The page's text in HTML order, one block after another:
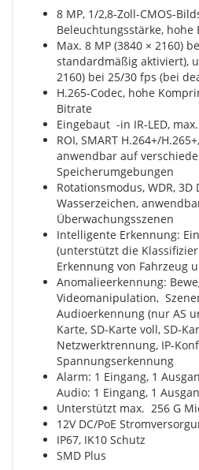
8 MP, 1/2,8-Zoll-CMOS-
Beleuchtungsstärke, hohe
Max. 8 MP (3840 × 2160)
standardmäßig aktiviert),
2160) bei 25/30 fps (bei
H.265-Codec, hohe
Bitrate
Eingebaut -in IR-LED,
ROI, SMART H.264+/
anwendbar auf
Speicherumgebungen
Rotationsmodus, WDR, 3D
Wasserzeichen,
Überwachungsszenen
Intelligente Erkennung:
(unterstützt die
Erkennung von Fahrzeug
Anomalieerkennung:
Videomanipulation,
Audioerkennung (nur AS
Karte, SD-Karte voll, SD-
Netzwerktrennung, IP-
Spannungserkennung
Alarm: 1 Eingang, 1
Audio: 1 Eingang, 1
Unterstützt max. 256 G
12V DC/PoE
IP67, IK10 Schutz
SMD Plus